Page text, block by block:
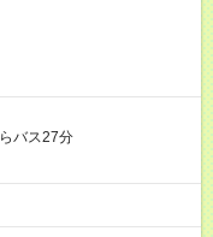
バス27分